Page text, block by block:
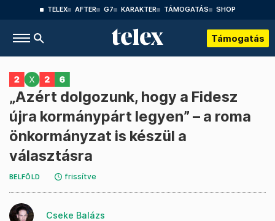
TELEX AFTER G7 KARAKTER TÁMOGATÁS SHOP
Támogatás
„Azért dolgozunk, hogy a Fidesz
újra kormánypárt legyen” – a roma
önkormányzat is készül a
választásra
BELFÖLD frissítve
Cseke Balázs